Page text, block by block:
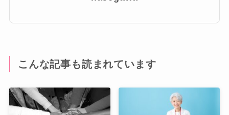
こんな記事も読まれています